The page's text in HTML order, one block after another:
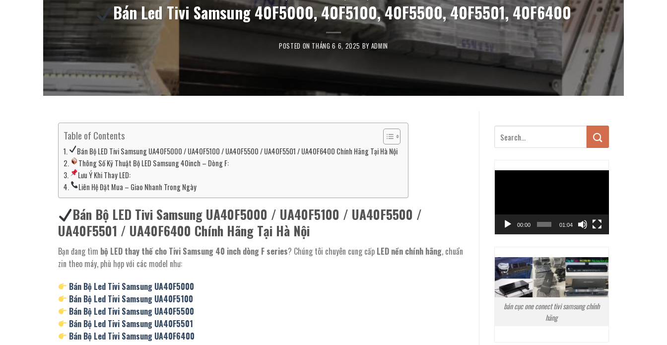
Bán Led Tivi Samsung 40F5000, 40F5100, 40F5500, 40F5501, 40F6400
POSTED ON THÁNG 6 6, 2025 BY ADMIN
Table of Contents
Bán Bộ LED Tivi Samsung UA40F5000 / UA40F5100 / UA40F5500 / UA40F5501 / UA40F6400 Chính Hãng Tại Hà Nội
Thông Số Kỹ Thuật Bộ LED Samsung 40inch – Dòng F:
Lưu Ý Khi Thay LED:
Liên Hệ Đặt Mua – Giao Nhanh Trong Ngày
Bán Bộ LED Tivi Samsung UA40F5000 / UA40F5100 / UA40F5500 /
UA40F5501 / UA40F6400 Chính Hãng Tại Hà Nội
Bạn đang tìm bộ LED thay thế cho Tivi Samsung 40 inch dòng F series? Chúng tôi chuyên cung cấp LED nền chính hãng, chuẩn
zin theo máy, phù hợp với các model như:
Bán Bộ Led Tivi Samsung UA40F5000
Bán Bộ Led Tivi Samsung UA40F5100
Bán Bộ Led Tivi Samsung UA40F5500
Bán Bộ Led Tivi Samsung UA40F5501
Bán Bộ Led Tivi Samsung UA40F6400
00:00 01:04
bán cục one conect tivi samsung chính
hãng